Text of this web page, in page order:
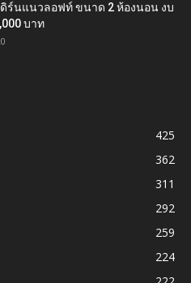
ร์นแนวลอฟท์ ขนาด 2 ห้องนอน งบ
บาท
425
362
311
292
259
224